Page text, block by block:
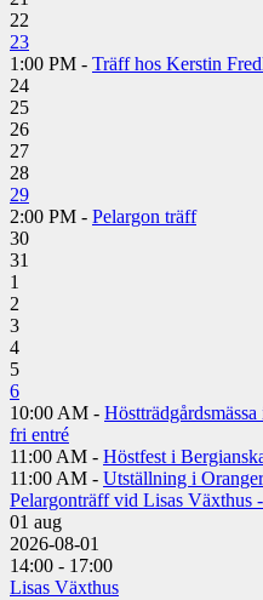
22
23
1:00 PM - Träff hos Kerstin
24
25
26
27
28
29
2:00 PM - Pelargon träff
30
31
1
2
3
4
5
6
10:00 AM -
fri entré
11:00 AM - Höstfest i
11:00 AM - Utställning i
Pelargonträff vid Lisas Växthus
01 aug
2026-08-01
14:00 - 17:00
Lisas Växthus